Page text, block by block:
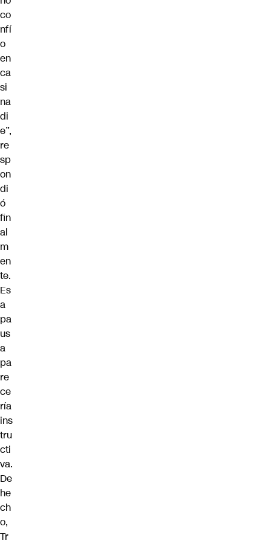
co
nfí
o
en
ca
si
na
di
e”,
re
sp
on
di
ó
fin
al
m
en
te.
Es
a
pa
us
a
pa
re
ce
ría
ins
tru
cti
va.
De
he
ch
o,
Tr